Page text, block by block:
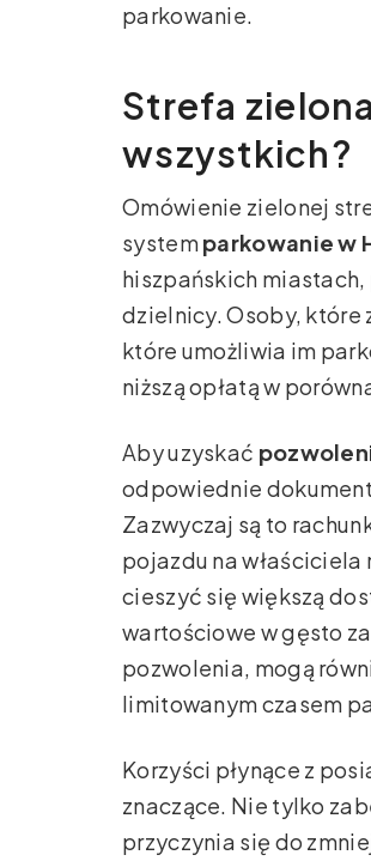
parkowanie.
Strefa
wszystkich?
Omówienie zielonej
systemparkowanie w
hiszpańskich
dzielnicy. Osoby, które
które umożliwia im
niższą opłatą w
Aby uzyskać
odpowiednie
Zazwyczaj są to
pojazdu na
cieszyć się większą
wartościowe w gęsto
pozwolenia, mogą
limitowanym czasem
Korzyści płynące z
znaczące. Nie tylko
przyczynia się do